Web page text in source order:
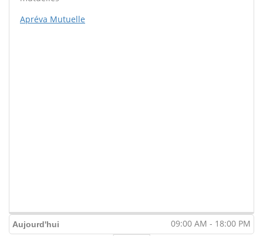
Apréva Mutuelle
Aujourd'hui 09:00 AM - 18:00 PM